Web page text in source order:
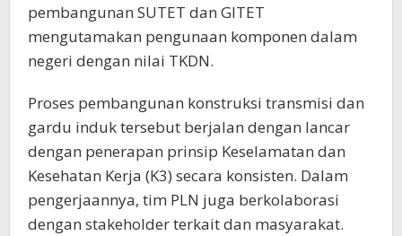
pembangunan SUTET dan GITET
mengutamakan pengunaan komponen dalam
negeri dengan nilai TKDN.
Proses pembangunan konstruksi transmisi dan
gardu induk tersebut berjalan dengan lancar
dengan penerapan prinsip Keselamatan dan
Kesehatan Kerja (K3) secara konsisten. Dalam
pengerjaannya, tim PLN juga berkolaborasi
dengan stakeholder terkait dan masyarakat.